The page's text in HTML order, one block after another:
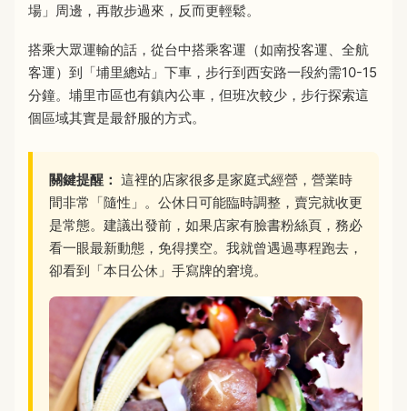
場」周邊，再散步過來，反而更輕鬆。
搭乘大眾運輸的話，從台中搭乘客運（如南投客運、全航
客運）到「埔里總站」下車，步行到西安路一段約需10-15
分鐘。埔里市區也有鎮內公車，但班次較少，步行探索這
個區域其實是最舒服的方式。
關鍵提醒： 這裡的店家很多是家庭式經營，營業時
間非常「隨性」。公休日可能臨時調整，賣完就收更
是常態。建議出發前，如果店家有臉書粉絲頁，務必
看一眼最新動態，免得撲空。我就曾遇過專程跑去，
卻看到「本日公休」手寫牌的窘境。